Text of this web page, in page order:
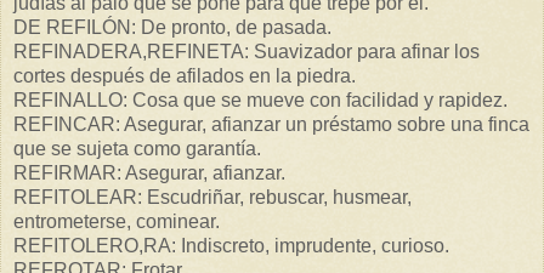
DE REFILÓN: De pronto, de pasada.
REFINADERA,REFINETA: Suavizador para afinar los
cortes después de afilados en la piedra.
REFINALLO: Cosa que se mueve con facilidad y rapidez.
REFINCAR: Asegurar, afianzar un préstamo sobre una finca
que se sujeta como garantía.
REFIRMAR: Asegurar, afianzar.
REFITOLEAR: Escudriñar, rebuscar, husmear,
entrometerse, cominear.
REFITOLERO,RA: Indiscreto, imprudente, curioso.